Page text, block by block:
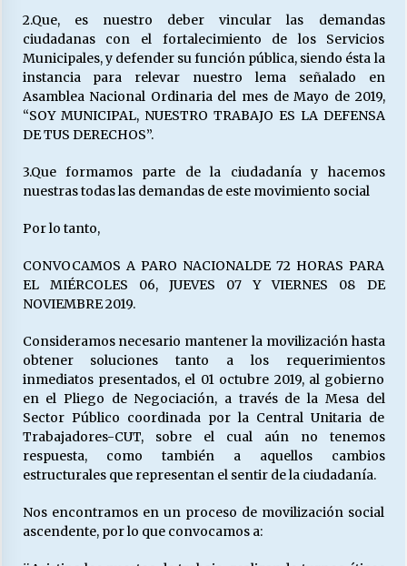
Chile y sus segmentos de la riqueza
06/04/2026
2.Que, es nuestro deber vincular las demandas
ciudadanas con el fortalecimiento de los Servicios
Municipales, y defender su función pública, siendo ésta la
instancia para relevar nuestro lema señalado en
Asamblea Nacional Ordinaria del mes de Mayo de 2019,
“SOY MUNICIPAL, NUESTRO TRABAJO ES LA DEFENSA
DE TUS DERECHOS”.
3.Que formamos parte de la ciudadanía y hacemos
nuestras todas las demandas de este movimiento social
Por lo tanto,
CONVOCAMOS A PARO NACIONALDE 72 HORAS PARA
EL MIÉRCOLES 06, JUEVES 07 Y VIERNES 08 DE
NOVIEMBRE 2019.
Consideramos necesario mantener la movilización hasta
obtener soluciones tanto a los requerimientos
inmediatos presentados, el 01 octubre 2019, al gobierno
en el Pliego de Negociación, a través de la Mesa del
Sector Público coordinada por la Central Unitaria de
Trabajadores-CUT, sobre el cual aún no tenemos
respuesta, como también a aquellos cambios
estructurales que representan el sentir de la ciudadanía.
Nos encontramos en un proceso de movilización social
ascendente, por lo que convocamos a: